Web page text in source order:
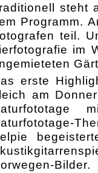
steht
Programm.
teil.
im
erste
am
Bilder.